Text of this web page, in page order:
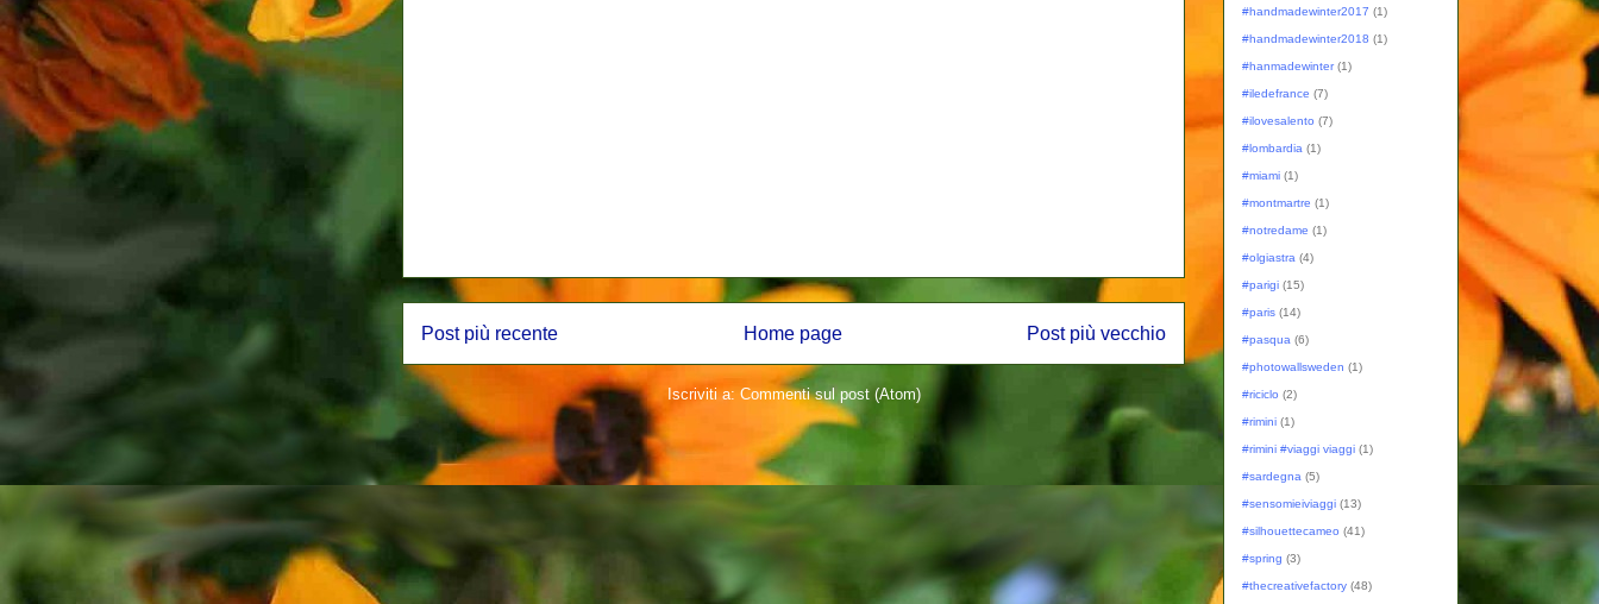
Post più recente Post più vecchio
Home page
Iscriviti a: Commenti sul post (Atom)
#handmadewinter2017 (1)
#handmadewinter2018 (1)
#hanmadewinter (1)
#iledefrance (7)
#ilovesalento (7)
#lombardia (1)
#miami (1)
#montmartre (1)
#notredame (1)
#olgiastra (4)
#parigi (15)
#paris (14)
#pasqua (6)
#photowallsweden (1)
#riciclo (2)
#rimini (1)
#rimini #viaggi viaggi (1)
#sardegna (5)
#sensomieiviaggi (13)
#silhouettecameo (41)
#spring (3)
#thecreativefactory (48)